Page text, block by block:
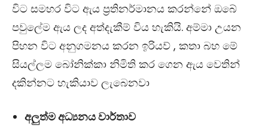
විට සමහර විට ඇය ප්‍රතිනර්මානය කරන්නේ ඔබේ
පවුලේම ඇය ලද අත්දැකීම් විය හැකියි. අම්මා උයන
පිහන විට අනුගමනය කරන ඉරියව් , කතා බහ මේ
සියල්ලම බෝනික්කා නිමිති කර ගෙන ඇය වෙතින්
දකින්නට හැකියාව ලැබෙනවා
අලුත්ම අධ්‍යනය වාර්තාව